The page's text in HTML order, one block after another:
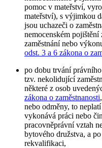
pomoc v mateřství,
mateřství), s výjimkou
jsou uchazeči o
nemocenském
zaměstnání nebo
odst. 3 a 6 zákona o
po dobu trvání
tzv. nekolidující
některé z osob
zákona o zaměstnanosti
nebo odměny, to
vykonává práci nebo
pracovněprávní vztah
bytového družstva, a
rekvalifikaci,